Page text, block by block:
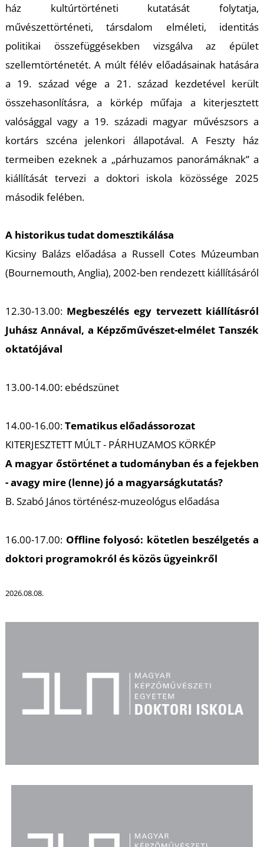
ház kultúrtörténeti kutatását folytatja,
művészettörténeti, társdalom elméleti, identitás
politikai összefüggésekben vizsgálva az épület
szellemtörténetét. A múlt félév előadásainak hatására
a 19. század vége a 21. század kezdetével került
összehasonlításra, a körkép műfaja a kiterjesztett
valósággal vagy a 19. századi magyar művészsors a
kortárs szcéna jelenkori állapotával. A Feszty ház
termeiben ezeknek a „párhuzamos panorámáknak” a
kiállítását tervezi a doktori iskola közössége 2025
második felében.
A historikus tudat domesztikálása
Kicsiny Balázs előadása a Russell Cotes Múzeumban
(Bournemouth, Anglia), 2002-ben rendezett kiállításáról
12.30-13.00: Megbeszélés egy tervezett kiállításról
Juhász Annával, a Képzőművészet-elmélet Tanszék
oktatójával
13.00-14.00: ebédszünet
14.00-16.00:Tematikus előadássorozat
KITERJESZTETT MÚLT - PÁRHUZAMOS KÖRKÉP
A magyar őstörténet a tudományban és a fejekben
- avagy mire (lenne) jó a magyarságkutatás?
B. Szabó János történész-muzeológus előadása
16.00-17.00: Offline folyosó: kötetlen beszélgetés a
doktori programokról és közös ügyeinkről
2026.08.08.